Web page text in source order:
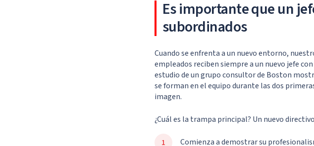
Es importante que un
subordinados
Cuando se enfrenta a un nuevo entorno,
empleados reciben siempre a un nuevo jefe
estudio de un grupo consultor de Boston
se forman en el equipo durante las dos
imagen.
¿Cuál es la trampa principal? Un nuevo
Comienza a demostrar su